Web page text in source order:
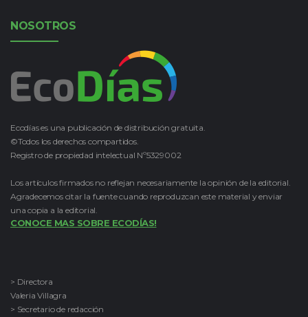
NOSOTROS
Ecodías es una publicación de distribución gratuita.
©Todos los derechos compartidos.
Registro de propiedad intelectual Nº5329002
Los artículos firmados no reflejan necesariamente la opinión de la editorial.
Agradecemos citar la fuente cuando reproduzcan este material y enviar
una copia a la editorial.
CONOCE MAS SOBRE ECODÍAS!
> Directora
Valeria Villagra
> Secretario de redacción